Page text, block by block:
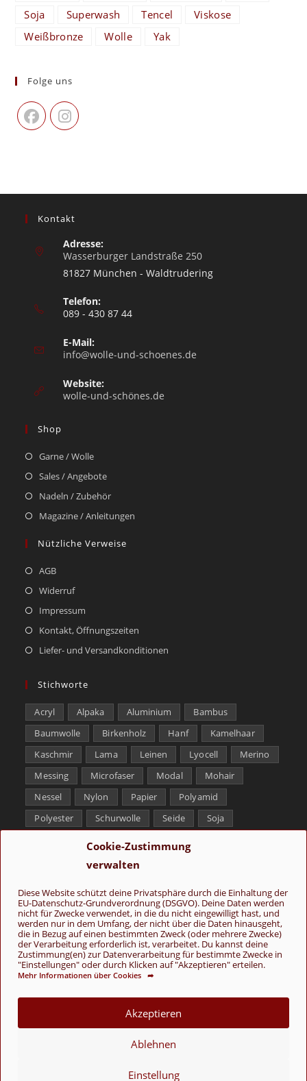
Cookie-Zustimmung
verwalten
Diese Website schützt deine Privatsphäre durch die Einhaltung der
EU-Datenschutz-Grundverordnung (DSGVO). Deine Daten werden
nicht für Zwecke verwendet, in die du nicht eingewilligt hast, und
werden nur in dem Umfang, der nicht über die Daten hinausgeht,
die in Bezug auf einen bestimmten Zweck (oder mehrere Zwecke)
der Verarbeitung erforderlich ist, verarbeitet. Du kannst deine
Zustimmung(en) zur Datenverarbeitung für bestimmte Zwecke in
"Einstellungen" oder durch Klicken auf "Akzeptieren" erteilen.
Mehr Informationen über Cookies ➦
Akzeptieren
Ablehnen
Einstellung
Soja
Superwash Tencel
Viskose
Weißbronze
Wolle Yak
Folge uns
Kontakt
Adresse:
Wasserburger Landstraße 250
81827 München - Waldtrudering
Telefon:
089 - 430 87 44
E-Mail:
info@wolle-und-schoenes.de
Website:
wolle-und-schönes.de
Shop
Garne / Wolle
Sales / Angebote
Nadeln / Zubehör
Magazine / Anleitungen
Nützliche Verweise
AGB
Widerruf
Impressum
Kontakt, Öffnungszeiten
Liefer- und Versandkonditionen
Stichworte
Acryl Alpaka Aluminium
Bambus
Baumwolle
Birkenholz Hanf
Kamelhaar
Kaschmir
Lama Leinen Lyocell
Merino
Messing
Microfaser Modal
Mohair
Nessel
Nylon Papier
Polyamid
Polyester
Schurwolle Seide
Soja
Tencel
Yak
Folge uns
© Copyright 2026 - Wolle & Schönes
VERTRAG WIDERRUFEN